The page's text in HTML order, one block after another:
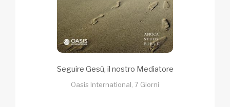
Seguire Gesù, il nostro Mediatore
Oasis International, 7 Giorni